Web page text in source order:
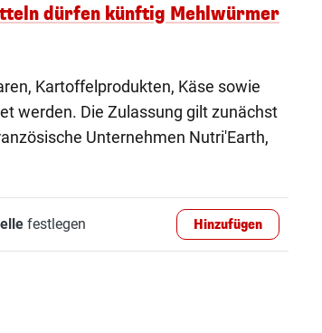
dürfen künftig Mehlwürmer
Kartoffelprodukten, Käse sowie
werden. Die Zulassung gilt zunächst
Unternehmen Nutri'Earth,
festlegen Hinzufügen